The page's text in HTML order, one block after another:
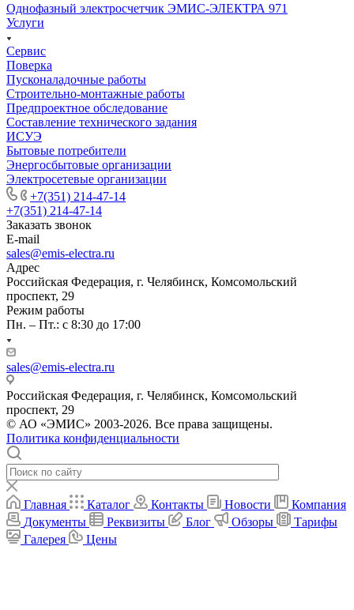
Однофазный электросчетчик ЭМИС-ЭЛЕКТРА 971
Услуги
Сервис
Поверка
Пусконаладочные работы
Строительно-монтажные работы
Предпроектное обследование
Составление технического задания
ИСУЭ
Бытовые потребители
Энергосбытовые организации
Электросетевые организации
+7(351) 214-47-14
+7(351) 214-47-14
Заказать звонок
E-mail
sales@emis-electra.ru
Адрес
Российская Федерация, г. Челябинск, Комсомольский
проспект, 29
Режим работы
Пн. – Пт.: с 8:30 до 17:00
sales@emis-electra.ru
Российская Федерация, г. Челябинск, Комсомольский
проспект, 29
© АО «ЭМИС» 2003-2026. Все права защищены.
Политика конфиденциальности
Главная Каталог Контакты Новости
Компания
Документы
Реквизиты Блог Обзоры
Тарифы
Галерея
Цены